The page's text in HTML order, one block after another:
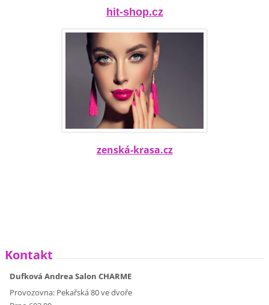
hit-shop.cz
zenská-krasa.cz
Kontakt
Dufková Andrea Salon CHARME
Provozovna: Pekařská 80 ve dvoře